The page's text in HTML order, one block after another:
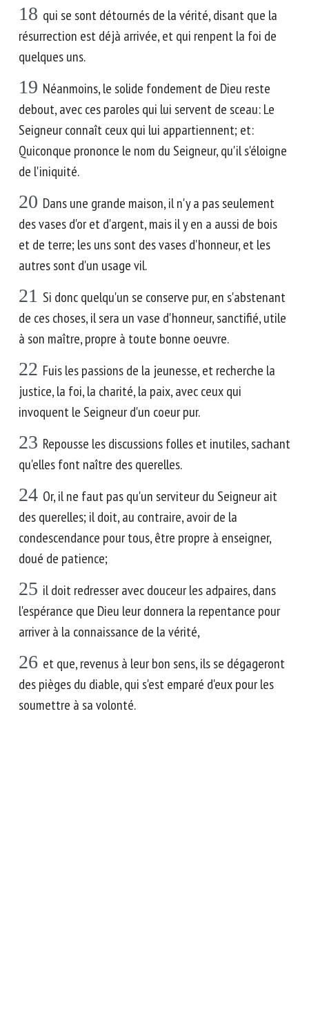
18 qui se sont détournés de la vérité, disant que la
résurrection est déjà arrivée, et qui renpent la foi de
quelques uns.
19 Néanmoins, le solide fondement de Dieu reste
debout, avec ces paroles qui lui servent de sceau: Le
Seigneur connaît ceux qui lui appartiennent; et:
Quiconque prononce le nom du Seigneur, qu'il s'éloigne
de l'iniquité.
20 Dans une grande maison, il n'y a pas seulement
des vases d'or et d'argent, mais il y en a aussi de bois
et de terre; les uns sont des vases d'honneur, et les
autres sont d'un usage vil.
21 Si donc quelqu'un se conserve pur, en s'abstenant
de ces choses, il sera un vase d'honneur, sanctifié, utile
à son maître, propre à toute bonne oeuvre.
22 Fuis les passions de la jeunesse, et recherche la
justice, la foi, la charité, la paix, avec ceux qui
invoquent le Seigneur d'un coeur pur.
23 Repousse les discussions folles et inutiles, sachant
qu'elles font naître des querelles.
24 Or, il ne faut pas qu'un serviteur du Seigneur ait
des querelles; il doit, au contraire, avoir de la
condescendance pour tous, être propre à enseigner,
doué de patience;
25 il doit redresser avec douceur les adpaires, dans
l'espérance que Dieu leur donnera la repentance pour
arriver à la connaissance de la vérité,
26 et que, revenus à leur bon sens, ils se dégageront
des pièges du diable, qui s'est emparé d'eux pour les
soumettre à sa volonté.